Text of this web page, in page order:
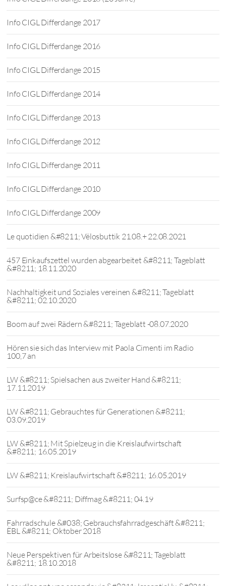
Info CIGL Differdange 2017
Info CIGL Differdange 2016
Info CIGL Differdange 2015
Info CIGL Differdange 2014
Info CIGL Differdange 2013
Info CIGL Differdange 2012
Info CIGL Differdange 2011
Info CIGL Differdange 2010
Info CIGL Differdange 2009
Le quotidien &#8211; Vëlosbuttik 21.08.+ 22.08.2021
457 Einkaufszettel wurden abgearbeitet &#8211; Tageblatt
&#8211; 18.11.2020
Nachhaltigkeit und Soziales vereinen &#8211; Tageblatt
&#8211; 02.10.2020
Boom auf zwei Rädern &#8211; Tageblatt -08.07.2020
Hören sie sich das Interview mit Paola Cimenti im Radio
100,7 an
LW &#8211; Spielsachen aus zweiter Hand &#8211;
17.11.2019
LW &#8211; Gebrauchtes für Generationen &#8211;
03.09.2019
LW &#8211; Mit Spielzeug in die Kreislaufwirtschaft
&#8211; 16.05.2019
LW &#8211; Kreislaufwirtschaft &#8211; 16.05.2019
Surfsp@ce &#8211; Diffmag &#8211; 04.19
Fahrradschule &#038; Gebrauchsfahrradgeschäft &#8211;
ËBL &#8211; Oktober 2018
Neue Perspektiven für Arbeitslose &#8211; Tageblatt
&#8211; 18.10.2018